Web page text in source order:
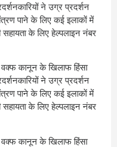
ने उग्र प्रदर्शन
पाने के लिए कई इलाकों में
के लिए हेल्पलाइन नंबर
वक्फ कानून के खिलाफ हिंसा
ने उग्र प्रदर्शन
पाने के लिए कई इलाकों में
के लिए हेल्पलाइन नंबर
वक्फ कानून के खिलाफ हिंसा